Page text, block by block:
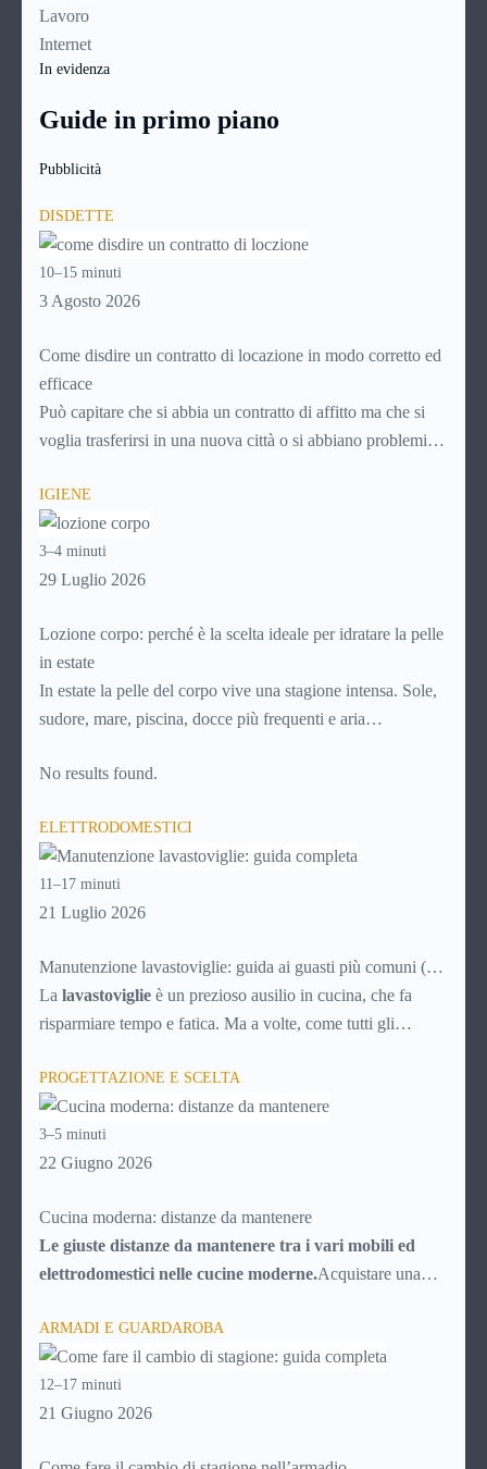
Lavoro
Internet
In evidenza
Guide in primo piano
Pubblicità
DISDETTE
10–15 minuti
3 Agosto 2026
Come disdire un contratto di locazione in modo corretto ed
efficace
Può capitare che si abbia un contratto di affitto ma che si
voglia trasferirsi in una nuova città o si abbiano problemi a
abitazione: è legittimo chiedersi se è possibile
contratto di locazione
capiremo come inviare la disdetta per un contratto di affitto.
IGIENE
3–4 minuti
29 Luglio 2026
Lozione corpo: perché è la scelta ideale per idratare la pelle
in estate
In estate la pelle del corpo vive una stagione intensa. Sole,
sudore, mare, piscina, docce più frequenti e aria
disidratata o semplicemente meno confortevole. Eppure,
prodotti idratanti perché temono texture pesanti,
appiccicose o difficili da assorbire.
No results found.
ELETTRODOMESTICI
11–17 minuti
21 Luglio 2026
Manutenzione lavastoviglie: guida ai guasti più comuni (e
soluzioni)
La lavastoviglie è un prezioso ausilio in cucina, che fa
risparmiare tempo e fatica. Ma a volte, come tutti gli
problemi tecnici. Ecco una breve guida ai principali guasti e
inconvenienti, con tutti i consigli utili per cercare di
risolverli da soli, senza chiamare il tecnico e risparmiando
quindi soldi.
PROGETTAZIONE E SCELTA
3–5 minuti
22 Giugno 2026
Cucina moderna: distanze da mantenere
Le giuste distanze da mantenere tra i vari mobili ed
elettrodomestici nelle cucine moderne.Acquistare una
le infinite possibilità messe a disposizione dal mercato. In
realtà la scelta è resa “difficile” proprio dal numero di
possibilità fra cui scegliere, che trasformano l’acquisto della
cucina in una vera e propria impresa, poiché ci si deve
ARMADI E GUARDAROBA
12–17 minuti
21 Giugno 2026